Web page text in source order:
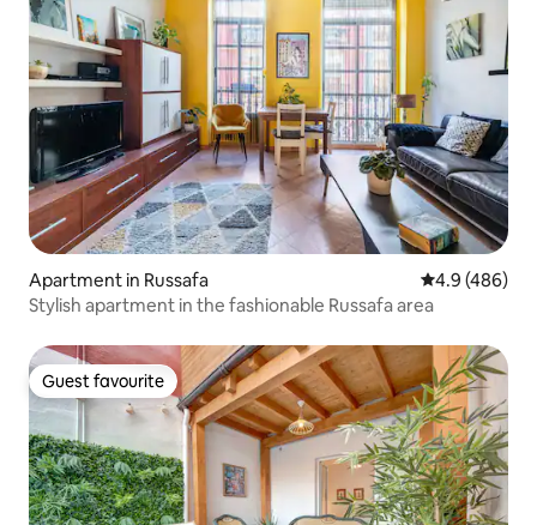
Apartment in Russafa 4.9 out of 5
4.9 (486)
Stylish apartment in the fashionable Russafa area
Guest favourite
Guest favourite